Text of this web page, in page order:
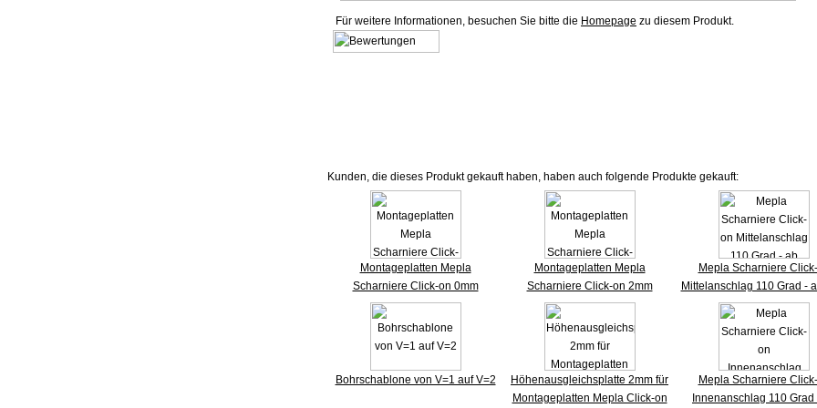
Für weitere Informationen, besuchen Sie bitte die Homepage zu diesem Produkt.
Kunden, die dieses Produkt gekauft haben, haben auch folgende Produkte gekauft:
Montageplatten Mepla
Scharniere Click-on 0mm
Montageplatten Mepla
Scharniere Click-on 2mm
Mepla Scharniere
Mittelanschlag 110 Grad -
Bohrschablone von V=1 auf V=2
Höhenausgleichsplatte 2mm für
Montageplatten Mepla Click-on
Mepla Scharniere
Innenanschlag 110 Grad